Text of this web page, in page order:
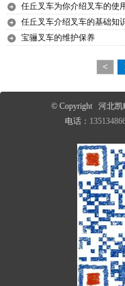
任丘叉车为你介绍叉车的使
任丘叉车介绍叉车的基础知
宝骊叉车的维护保养
<
© Copyright 河北
电话：